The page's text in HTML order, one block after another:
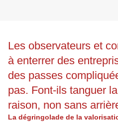
Les observateurs et
à enterrer des
des passes
pas. Font-ils tanguer
raison, non sans
La dégringolade de la